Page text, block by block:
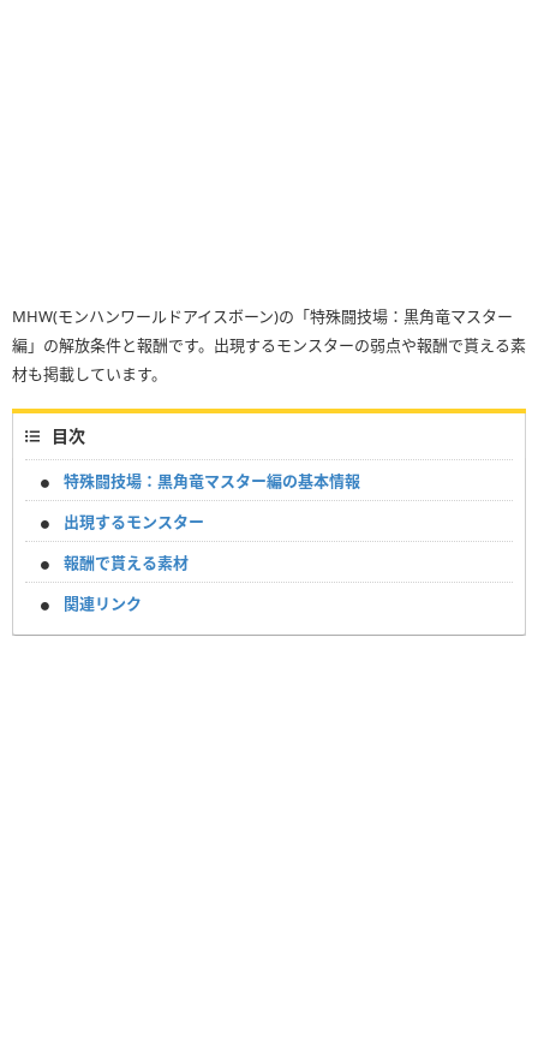
MHW(モンハンワールドアイスボーン)の「特殊闘技場：黒角竜マスター
編」の解放条件と報酬です。出現するモンスターの弱点や報酬で貰える素
材も掲載しています。
目次
特殊闘技場：黒角竜マスター編の基本情報
出現するモンスター
報酬で貰える素材
関連リンク